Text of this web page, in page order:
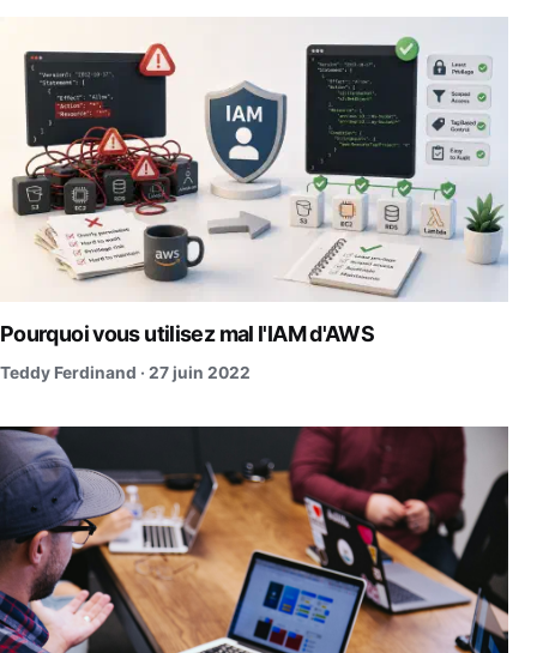
Pourquoi vous utilisez mal l'IAM d'AWS
Teddy Ferdinand · 27 juin 2022